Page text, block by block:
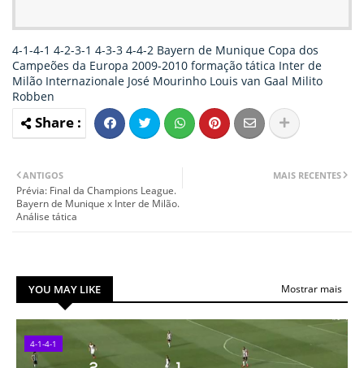
4-1-4-1 4-2-3-1 4-3-3 4-4-2 Bayern de Munique Copa dos
Campeões da Europa 2009-2010 formação tática Inter de
Milão Internazionale José Mourinho Louis van Gaal Milito
Robben
MAIS RECENTES
ANTIGOS
Prévia: Final da Champions League.
Bayern de Munique x Inter de Milão.
Análise tática
YOU MAY LIKE Mostrar mais
4-1-4-1